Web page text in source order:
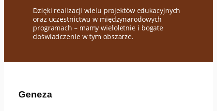
Dzięki realizacji wielu projektów edukacyjnych
oraz uczestnictwu w międzynarodowych
programach – mamy wieloletnie i bogate
doświadczenie w tym obszarze.
Geneza